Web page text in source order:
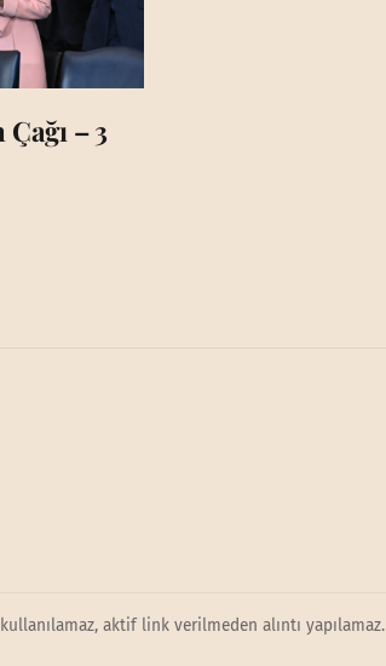
– 3
aktif link verilmeden alıntı yapılamaz.